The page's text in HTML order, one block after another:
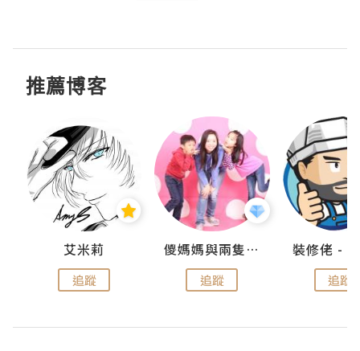
推薦博客
艾米莉
追蹤
儍媽媽與兩隻小魔怪之家
追蹤 追蹤